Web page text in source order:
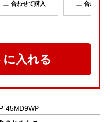
合わせて購入
合わせて
に入れる
45MD9WP